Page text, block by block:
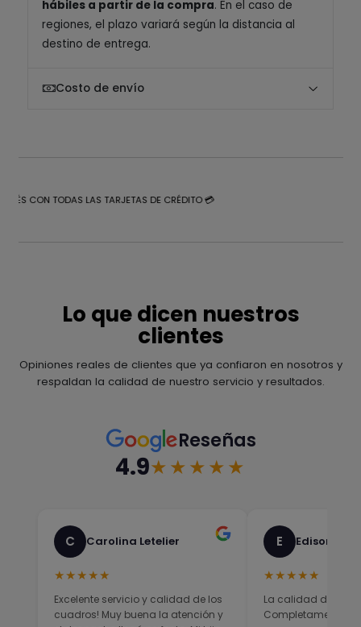
hábiles a partir de la compra. En el caso de
regiones, el plazo variará según la distancia al
destino de entrega.
Costo de envío
CON TODAS LAS TARJETAS DE CRÉDITO 💳
Lo que dicen nuestros
clientes
Opiniones reales de clientes que ya confiaron en nosotros y
respaldan la calidad de nuestro servicio y resultados.
Reseñas
4.9★★★★★
C Carolina Letelier
★★★★★
Excelente servicio y calidad de los
cuadros! Muy buena la atención y
E Edison
★★★★★
La calidad del
Completamente